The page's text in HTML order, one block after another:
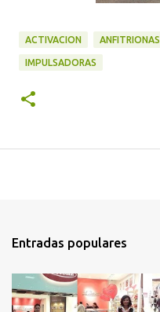
ACTIVACION ANFITRIONAS
IMPULSADORAS
Entradas populares